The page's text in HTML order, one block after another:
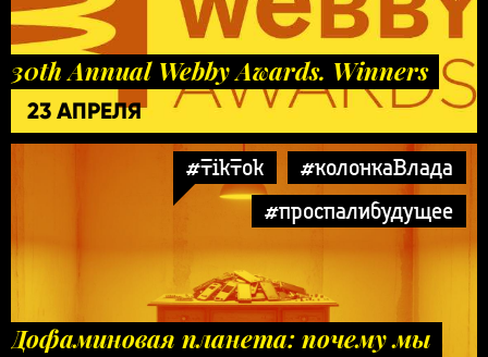
30th Annual Webby Awards. Winners
23 АПРЕЛЯ
#TikTok
#колонкаВлада
#проспалибудущее
Дофаминовая планета: почему мы